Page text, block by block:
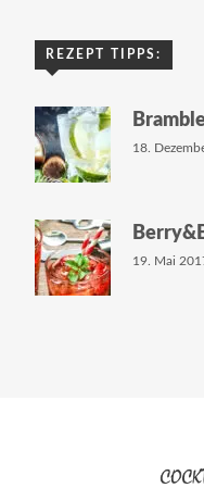
REZEPT TIPPS:
18.
19. Mai